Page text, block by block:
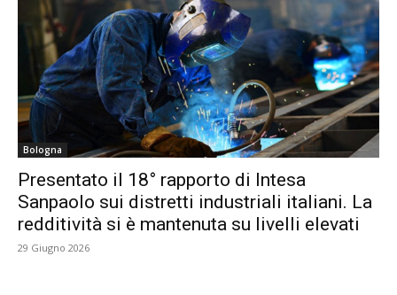
Bologna
Presentato il 18° rapporto di Intesa
Sanpaolo sui distretti industriali italiani. La
redditività si è mantenuta su livelli elevati
29 Giugno 2026